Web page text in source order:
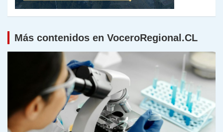
Más contenidos en VoceroRegional.CL